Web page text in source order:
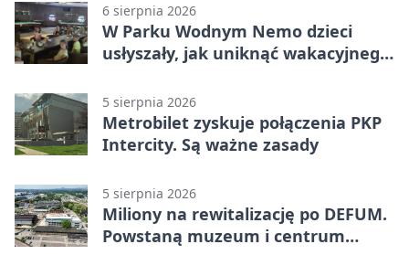
6 sierpnia 2026
W Parku Wodnym Nemo dzieci
usłyszały, jak uniknąć wakacyjnego
5 sierpnia 2026
Metrobilet zyskuje połączenia PKP
Intercity. Są ważne zasady
5 sierpnia 2026
Miliony na rewitalizację po DEFUM.
Powstaną muzeum i centrum